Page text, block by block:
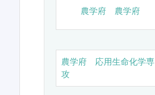
農学府 農学府
農学府 応用生命化学専
攻